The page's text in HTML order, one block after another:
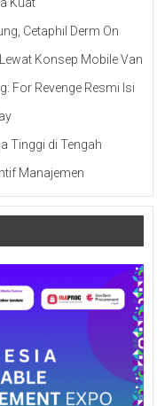
Cetaphil Derm On
Konsep Mobile Van
For Revenge Resmi Isi
Tinggi di Tengah
Manajemen